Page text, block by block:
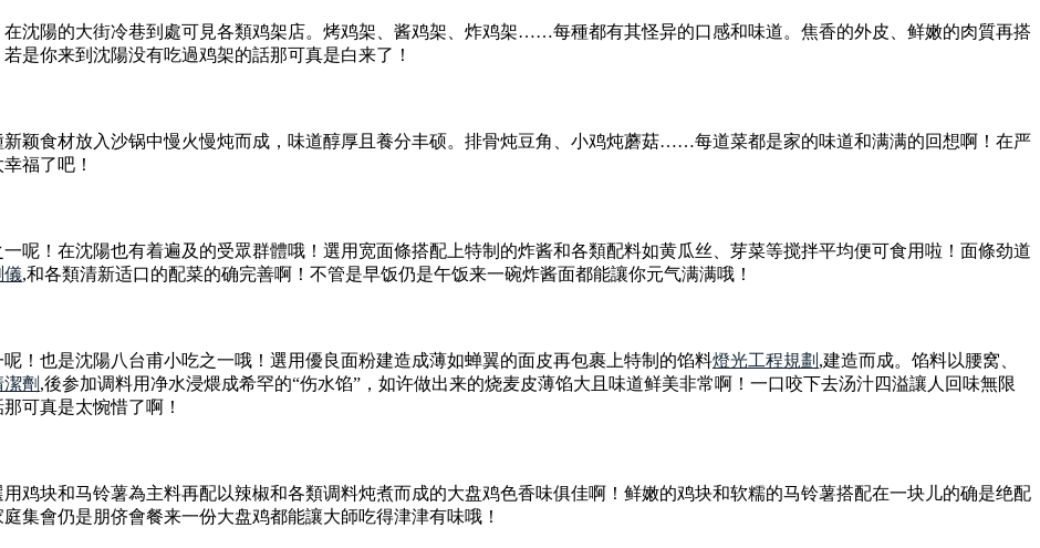
沈陽的大街冷巷到處可見各類鸡架店。烤鸡架、酱鸡架、炸鸡架……每種都有其怪异的口感和味道。焦香的外皮、鲜嫩的肉質再搭
是你来到沈陽没有吃過鸡架的話那可真是白来了！
颖食材放入沙锅中慢火慢炖而成，味道醇厚且養分丰硕。排骨炖豆角、小鸡炖蘑菇……每道菜都是家的味道和满满的回想啊！在严
福了吧！
呢！在沈陽也有着遍及的受眾群體哦！選用宽面條搭配上特制的炸酱和各類配料如黄瓜丝、芽菜等搅拌平均便可食用啦！面條劲道
儀,和各類清新适口的配菜的确完善啊！不管是早饭仍是午饭来一碗炸酱面都能讓你元气满满哦！
！也是沈陽八台甫小吃之一哦！選用優良面粉建造成薄如蝉翼的面皮再包裹上特制的馅料燈光工程規劃 ,建造而成。馅料以腰窝、
劑 ,後参加调料用净水浸煨成希罕的“伤水馅”，如许做出来的烧麦皮薄馅大且味道鲜美非常啊！一口咬下去汤汁四溢讓人回味無限
可真是太惋惜了啊！
鸡块和马铃薯為主料再配以辣椒和各類调料炖煮而成的大盘鸡色香味俱佳啊！鲜嫩的鸡块和软糯的马铃薯搭配在一块儿的确是绝配
集會仍是朋侪會餐来一份大盘鸡都能讓大師吃得津津有味哦！